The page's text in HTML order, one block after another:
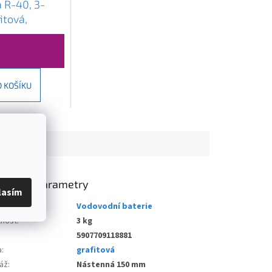
R-40, 3-
KOŠÍKU
parametry
:
Vodovodní baterie
:
3 kg
5907709118881
:
grafitová
: Nástenná 150 mm